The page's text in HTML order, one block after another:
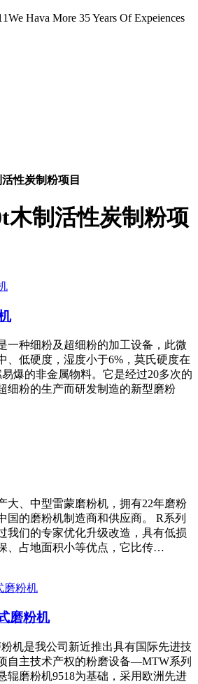
We Hava More 35 Years Of Expeiences
性炭制粉项目
木制活性炭制粉项
一种细粉及超细粉的加工设备，此微
、低硬度，湿度小于6%，莫氏硬度在
爆的非金属物料。它是经过20多次的
细粉的生产而研发制造的新型磨粉
大、中型雷蒙磨粉机，拥有22年磨粉
国的磨粉机制造商和供应商。 R系列
我们的专家优化升级改造，具有低损
、占地面积小等优点，它比传…
磨粉机
机是我公司新近推出具有国际先进技
自主技术产权的粉磨设备—MTW系列
辊磨粉机9518为基础，采用欧洲先进